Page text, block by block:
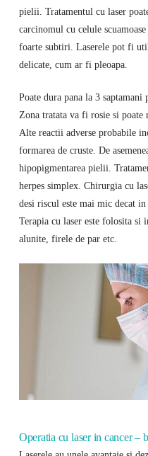
pielii. Tratamentul cu laser
carcinomul cu celule
foarte subtiri. Laserele pot fi
delicate, cum ar fi pleoapa.
Poate dura pana la 3 saptamani
Zona tratata va fi rosie si poate
Alte reactii adverse probabile
formarea de cruste. De
hipopigmentarea pielii.
herpes simplex. Chirurgia cu
desi riscul este mai mic decat
Terapia cu laser este folosita si
alunite, firele de par etc.
Operatia cu laser in cancer –